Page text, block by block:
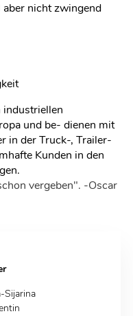
Sijarina
nicht zwingend
industriellen
und be- dienen mit
in der Truck-, Trailer-
Kunden in den
vergeben". -Oscar